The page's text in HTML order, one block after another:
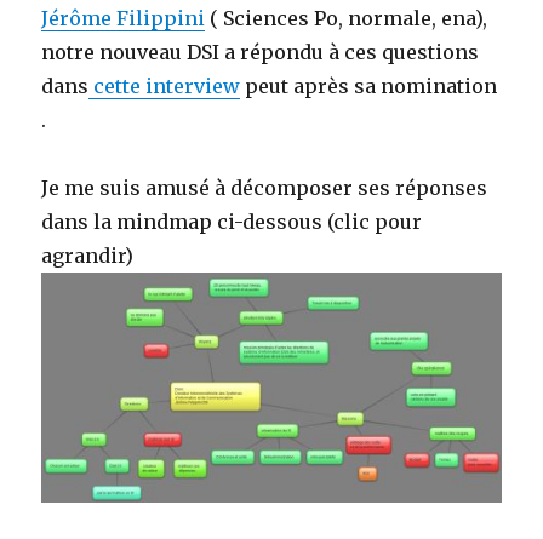
Jérôme Filippini ( Sciences Po, normale, ena),
notre nouveau DSI a répondu à ces questions
dans cette interview peut après sa nomination
.
Je me suis amusé à décomposer ses réponses
dans la mindmap ci-dessous (clic pour
agrandir)